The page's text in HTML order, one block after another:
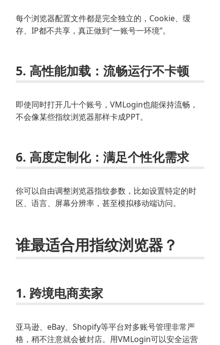
每个浏览器配置文件都是完全独立的，Cookie、缓
存、IP都不共享，真正做到“一账号一环境”。
5. 高性能加载 ：流畅运行不卡顿
即使同时打开几十个账号，VMLogin也能保持流畅，
不会像某些指纹浏览器那样卡成PPT。
6. 高度定制化：满足个性化需求
你可以自由调整浏览器指纹参数，比如设置特定的时
区、语言、屏幕分辨率，甚至模拟移动端访问。
谁最适合用指纹浏览器？
1. 跨境电商卖家
亚马逊、eBay、Shopify等平台对多账号管理非常严
格，稍不注意就会被封店。用VMLogin可以安全运营